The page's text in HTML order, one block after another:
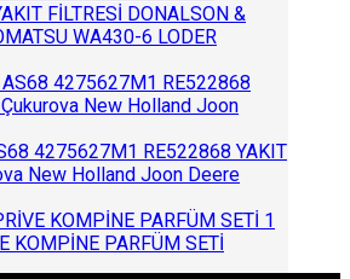
FİLTRESİ DONALSON &
WA430-6 LODER
4275627M1 RE522868 YAKIT
New Holland Joon Deere
1
KOMPİNE PARFÜM SETİ